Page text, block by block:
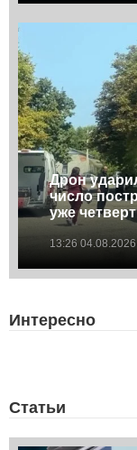
Дрон
число
уже
13:26 04.08.2026
Интересно
Статьи